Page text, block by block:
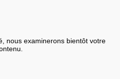
nous examinerons bientôt votre